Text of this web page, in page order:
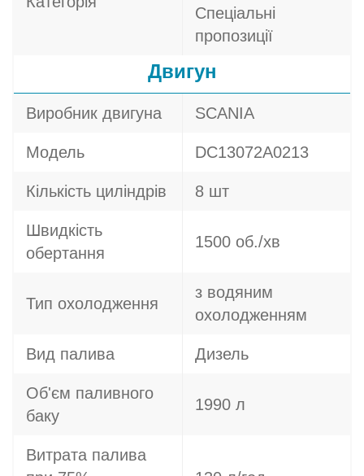
Спеціальні
пропозиції
Двигун
Виробник двигуна SCANIA
Модель DC13072A0213
Кількість циліндрів 8 шт
Швидкість
обертання
1500 об./хв
Тип охолодження
з водяним
охолодженням
Вид палива Дизель
Об'єм паливного
баку
1990 л
Витрата палива